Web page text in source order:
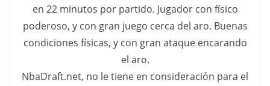
en 22 minutos por partido. Jugador con físico
poderoso, y con gran juego cerca del aro. Buenas
condiciones físicas, y con gran ataque encarando
el aro.
NbaDraft.net, no le tiene en consideración para el